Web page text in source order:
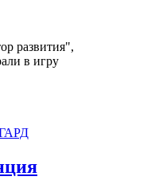
развития",
в игру